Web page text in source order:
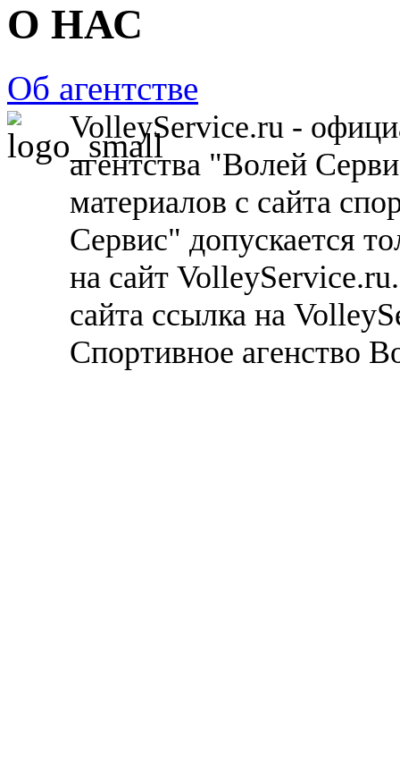
О НАС
Об агентстве
VolleyService.ru -
агентства "Волей
материалов с сайта
Сервис" допускается
на сайт
сайта ссылка на
Спортивное агенство